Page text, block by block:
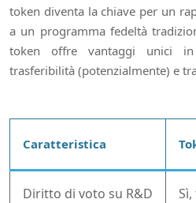
token diventa la chiave per un
a un programma fedeltà
token offre vantaggi unici
trasferibilità (potenzialmente) e
Caratteristica
Diritto di voto su R&D